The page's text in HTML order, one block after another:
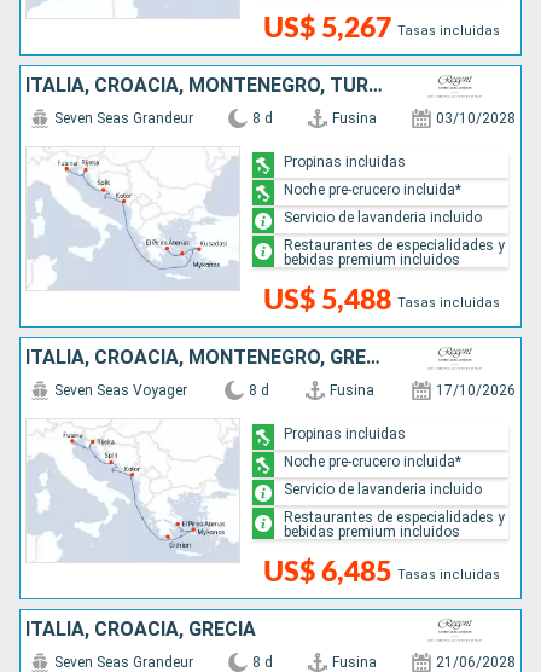
US$ 5,267 Tasas incluidas
ITALIA, CROACIA, MONTENEGRO, TURQUÍA, GRECIA
Seven Seas Grandeur 8 d Fusina 03/10/2028
US$ 5,488 Tasas incluidas
Propinas incluidas
Noche pre-crucero incluida*
Servicio de lavanderia incluido
Restaurantes de especialidades y
bebidas premium incluidos
ITALIA, CROACIA, MONTENEGRO, GRECIA
Seven Seas Voyager 8 d Fusina 17/10/2026
US$ 6,485 Tasas incluidas
Propinas incluidas
Noche pre-crucero incluida*
Servicio de lavanderia incluido
Restaurantes de especialidades y
bebidas premium incluidos
ITALIA, CROACIA, GRECIA
Seven Seas Grandeur 8 d Fusina 21/06/2028